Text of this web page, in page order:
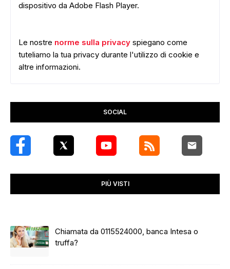
dispositivo da Adobe Flash Player.
Le nostre norme sulla privacy spiegano come
tuteliamo la tua privacy durante l'utilizzo di cookie e
altre informazioni.
SOCIAL
PIÙ VISTI
Chiamata da 0115524000, banca Intesa o
truffa?